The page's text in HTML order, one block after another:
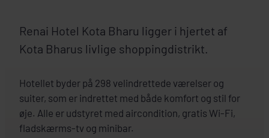
Renai Hotel Kota Bharu ligger i hjertet af
Kota Bharus livlige shoppingdistrikt.
Hotellet byder på 298 velindrettede værelser og
suiter, som er indrettet med både komfort og stil for
øje. Alle er udstyret med aircondition, gratis Wi-Fi,
fladskærms-tv og minibar.